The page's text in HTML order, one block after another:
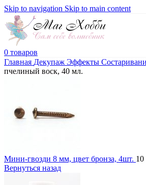
Skip to navigation Skip to main content
0 товаров
Главная Декупаж Эффекты
пчелиный воск, 40 мл.
Мини-гвозди 8 мм, цвет бронза, 4шт. 10
Вернуться назад